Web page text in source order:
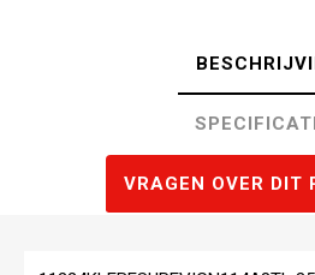
VRAGEN OVER DIT